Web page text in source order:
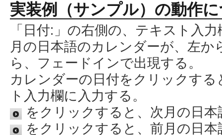
実装例（サンプル）の動作
「日付:」の右側の、テキスト入
月の日本語のカレンダーが、左
ら、フェードインで出現する。
カレンダーの日付をクリックす
ト入力欄に入力する。
をクリックすると、次月の日
をクリックすると、前月の日